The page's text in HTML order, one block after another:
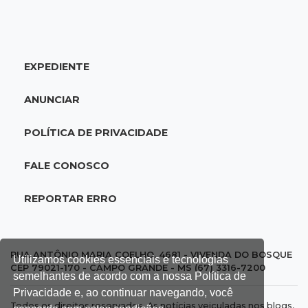
Utilizamos cookies essenciais e tecnologias
semelhantes de acordo com a nossa Política de
Privacidade e, ao continuar navegando, você
20:15Pedro Juan Caballero
ligada a laboratório ilegal
19:56São Gabriel do Oeste
Suspeitos de ocupar avião interceptado pela
cotado a R$ 5,08
19:18
95º caso
EXPEDIENTE
ANUNCIAR
POLÍTICA DE PRIVACIDADE
FALE CONOSCO
REPORTAR ERRO
RUA ANTÔNIO MARIA COELHO, 4681 - VIVENDA DO BOSQUE
CEP 79021-170 - CAMPO GRANDE - MS (67) 3316-7200
Todos os direitos reservados. As notícias veiculadas nos blogs,